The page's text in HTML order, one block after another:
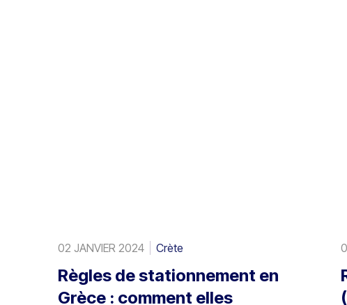
02 JANVIER 2024 Crète
Règles de stationnement en
Grèce : comment elles